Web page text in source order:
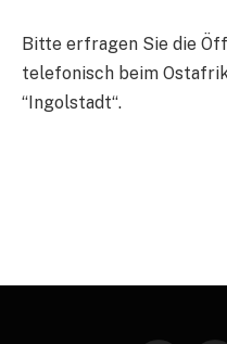
Bitte erfragen Sie die
telefonisch beim
“Ingolstadt“.